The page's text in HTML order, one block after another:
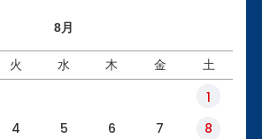
8月
火 水 木 金 土
1
4 5 6 7
8